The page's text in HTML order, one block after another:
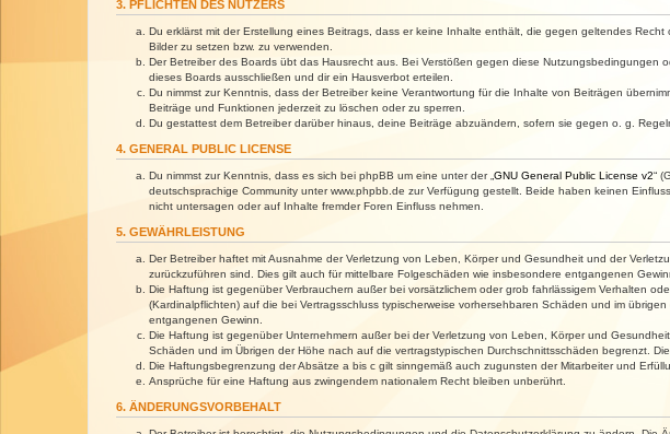
3. PFLICHTEN DES NUTZERS
Du erklärst mit der Erstellung eines Beitrags, dass er keine Inhalte enthält, die gegen geltendes
Bilder zu setzen bzw. zu verwenden.
Der Betreiber des Boards übt das Hausrecht aus. Bei Verstößen gegen diese
dieses Boards ausschließen und dir ein Hausverbot erteilen.
Du nimmst zur Kenntnis, dass der Betreiber keine Verantwortung für die Inhalte von Beiträgen
Beiträge und Funktionen jederzeit zu löschen oder zu sperren.
Du gestattest dem Betreiber darüber hinaus, deine Beiträge abzuändern, sofern sie gegen o. g.
4. GENERAL PUBLIC LICENSE
Du nimmst zur Kenntnis, dass es sich bei phpBB um eine unter der „ GNU General Public License v2“
deutschsprachige Community unter www.phpbb.de zur Verfügung gestellt. Beide haben keinen
nicht untersagen oder auf Inhalte fremder Foren Einfluss nehmen.
5. GEWÄHRLEISTUNG
Der Betreiber haftet mit Ausnahme der Verletzung von Leben, Körper und Gesundheit und der
zurückzuführen sind. Dies gilt auch für mittelbare Folgeschäden wie insbesondere entgangenen
Die Haftung ist gegenüber Verbrauchern außer bei vorsätzlichem oder grob fahrlässigem Verhalten
(Kardinalpflichten) auf die bei Vertragsschluss typischerweise vorhersehbaren Schäden und im
entgangenen Gewinn.
Die Haftung ist gegenüber Unternehmern außer bei der Verletzung von Leben, Körper und
Schäden und im Übrigen der Höhe nach auf die vertragstypischen Durchschnittsschäden begrenzt.
Die Haftungsbegrenzung der Absätze a bis c gilt sinngemäß auch zugunsten der Mitarbeiter und
Ansprüche für eine Haftung aus zwingendem nationalem Recht bleiben unberührt.
6. ÄNDERUNGSVORBEHALT